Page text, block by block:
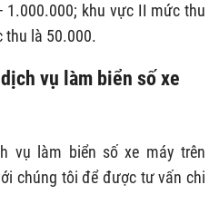
1.000.000; khu vực II mức thu
thu là 50.000.
vụ làm biển số xe
vụ làm biển số xe máy trên
chúng tôi để được tư vấn chi